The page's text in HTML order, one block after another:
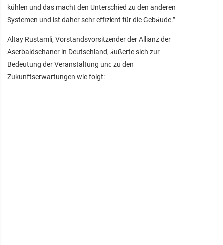
kühlen und das macht den Unterschied zu den anderen
Systemen und ist daher sehr effizient für die Gebäude.”
Altay Rustamli, Vorstandsvorsitzender der Allianz der
Aserbaidschaner in Deutschland, äußerte sich zur
Bedeutung der Veranstaltung und zu den
Zukunftserwartungen wie folgt: